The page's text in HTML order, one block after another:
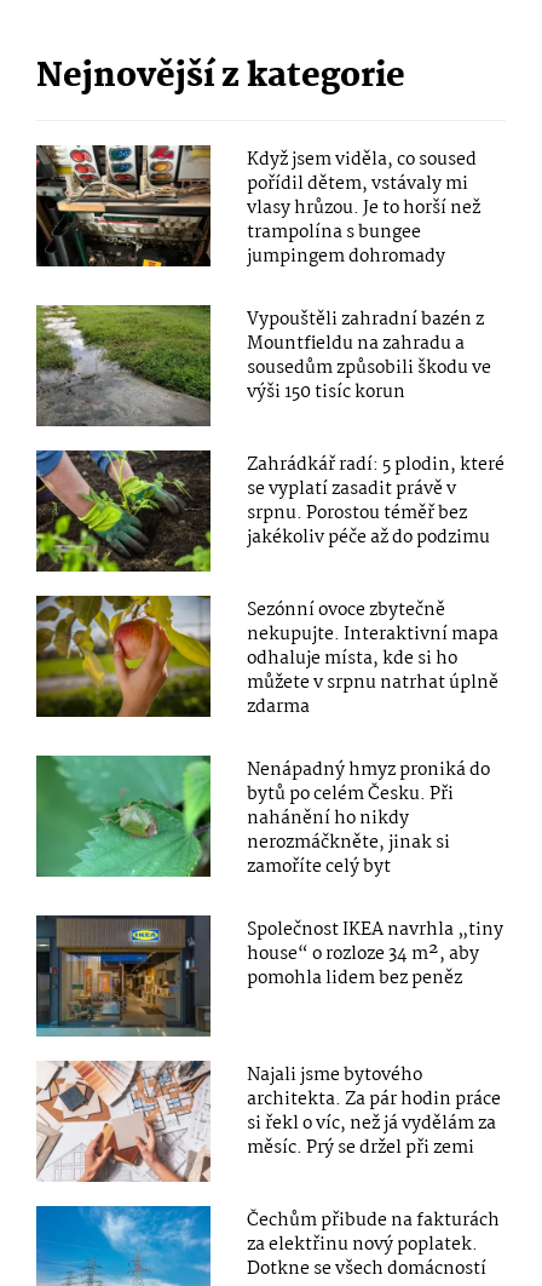
Nejnovější z kategorie
Když jsem viděla, co soused
pořídil dětem, vstávaly mi
vlasy hrůzou. Je to horší než
trampolína s bungee
jumpingem dohromady
Vypouštěli zahradní bazén z
Mountfieldu na zahradu a
sousedům způsobili škodu ve
výši 150 tisíc korun
Zahrádkář radí: 5 plodin, které
se vyplatí zasadit právě v
srpnu. Porostou téměř bez
jakékoliv péče až do podzimu
Sezónní ovoce zbytečně
nekupujte. Interaktivní mapa
odhaluje místa, kde si ho
můžete v srpnu natrhat úplně
zdarma
Nenápadný hmyz proniká do
bytů po celém Česku. Při
nahánění ho nikdy
nerozmáčkněte, jinak si
zamoříte celý byt
Společnost IKEA navrhla „tiny
house“ o rozloze 34 m², aby
pomohla lidem bez peněz
Najali jsme bytového
architekta. Za pár hodin práce
si řekl o víc, než já vydělám za
měsíc. Prý se držel při zemi
Čechům přibude na fakturách
za elektřinu nový poplatek.
Dotkne se všech domácností